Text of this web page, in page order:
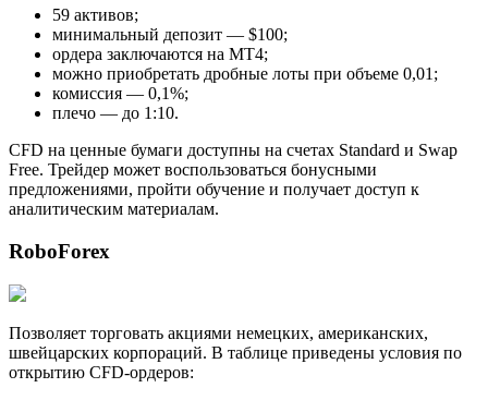
59 активов;
минимальный депозит — $100;
ордера заключаются на МТ4;
можно приобретать дробные лоты при объеме 0,01;
комиссия — 0,1%;
плечо — до 1:10.
CFD на ценные бумаги доступны на счетах Standard и Swap
Free. Трейдер может воспользоваться бонусными
предложениями, пройти обучение и получает доступ к
аналитическим материалам.
RoboForex
Позволяет торговать акциями немецких, американских,
швейцарских корпораций. В таблице приведены условия по
открытию CFD-ордеров: